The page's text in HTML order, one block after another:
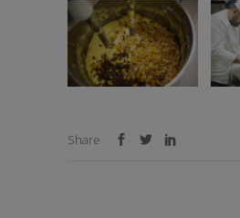
Share